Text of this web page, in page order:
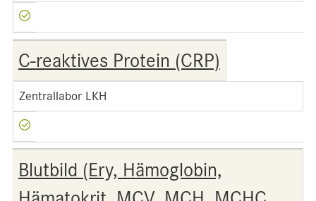
C-reaktives Protein (CRP)
Zentrallabor LKH
Blutbild (Ery, Hämoglobin,